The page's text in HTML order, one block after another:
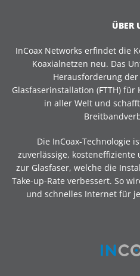
ÜBER
InCoax Networks erfindet die
Koaxialnetzen neu. Das
Herausforderung der
Glasfaserinstallation (FTTH)
in aller Welt und
Die InCoax-Technologie
zuverlässige,
zur Glasfaser, welche die
Take-up-Rate verbessert. So
und schnelles Internet für